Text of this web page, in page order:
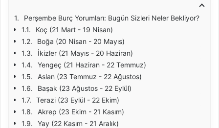
Perşembe Burç Yorumları: Bugün Sizleri Neler Bekliyor?
Koç (21 Mart - 19 Nisan)
Boğa (20 Nisan - 20 Mayıs)
İkizler (21 Mayıs - 20 Haziran)
Yengeç (21 Haziran - 22 Temmuz)
Aslan (23 Temmuz - 22 Ağustos)
Başak (23 Ağustos - 22 Eylül)
Terazi (23 Eylül - 22 Ekim)
Akrep (23 Ekim - 21 Kasım)
Yay (22 Kasım - 21 Aralık)